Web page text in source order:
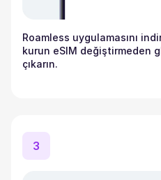
Roamless uygulamasını
kurun eSIM değiştirmeden
çıkarın.
3